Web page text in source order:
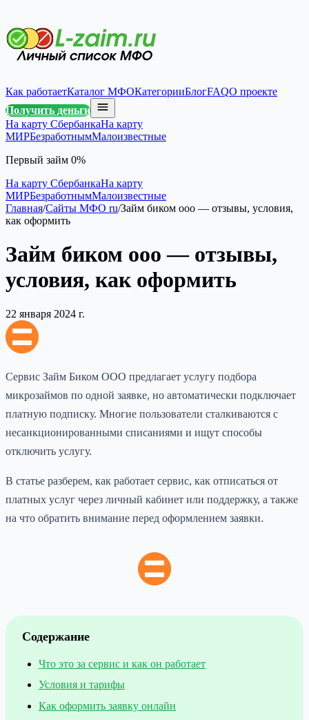
Как работаетКаталог МФОКатегорииБлогFAQО проекте
Получить деньги
На карту СбербанкаНа карту
МИРБезработнымМалоизвестные
Первый займ 0%
На карту СбербанкаНа карту
МИРБезработнымМалоизвестные
Главная/Сайты МФО ru/Займ биком ооо — отзывы, условия,
как оформить
Займ биком ооо — отзывы,
условия, как оформить
22 января 2024 г.
Сервис Займ Биком ООО предлагает услугу подбора
микрозаймов по одной заявке, но автоматически подключает
платную подписку. Многие пользователи сталкиваются с
несанкционированными списаниями и ищут способы
отключить услугу.
В статье разберем, как работает сервис, как отписаться от
платных услуг через личный кабинет или поддержку, а также
на что обратить внимание перед оформлением заявки.
Содержание
Что это за сервис и как он работает
Условия и тарифы
Как оформить заявку онлайн